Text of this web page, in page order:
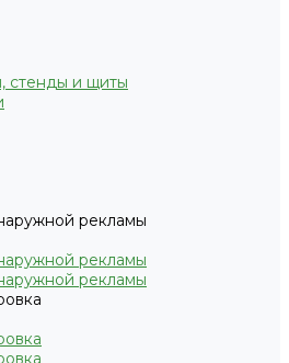
стенды и щиты
рекламы
рекламы
рекламы